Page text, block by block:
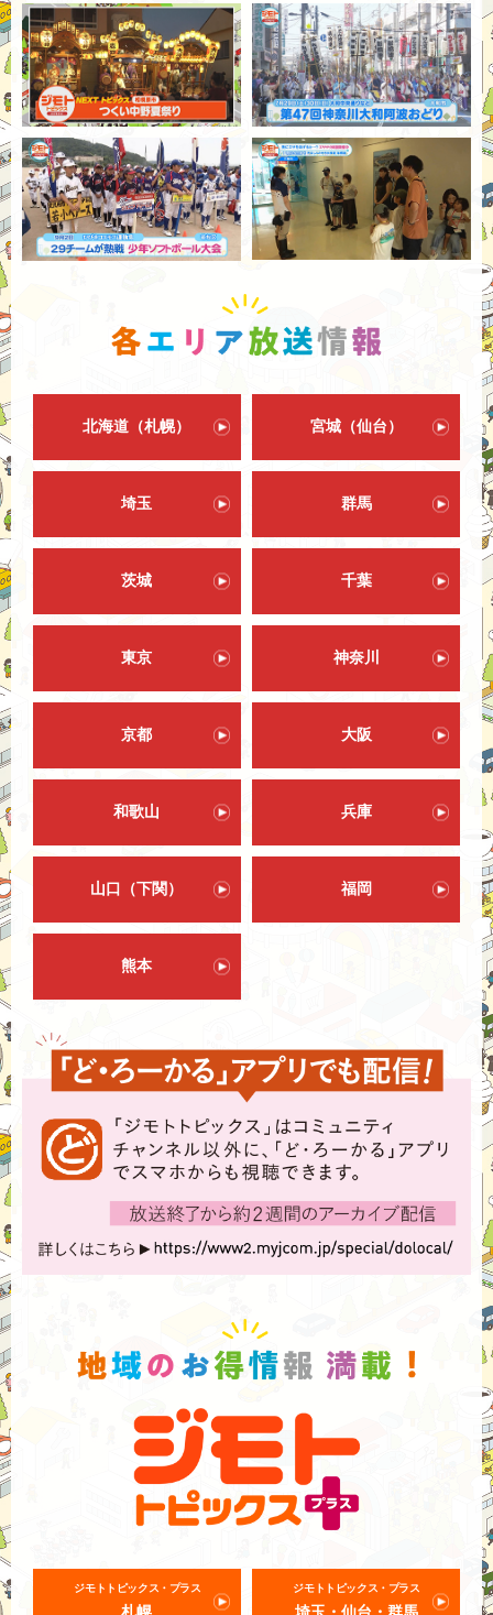
北海道（札幌） 宮城（仙台）
埼玉 群馬
茨城 千葉
東京 神奈川
京都 大阪
和歌山 兵庫
山口（下関） 福岡
熊本
ジモトトピックス・プラス ジモトトピックス・プラス